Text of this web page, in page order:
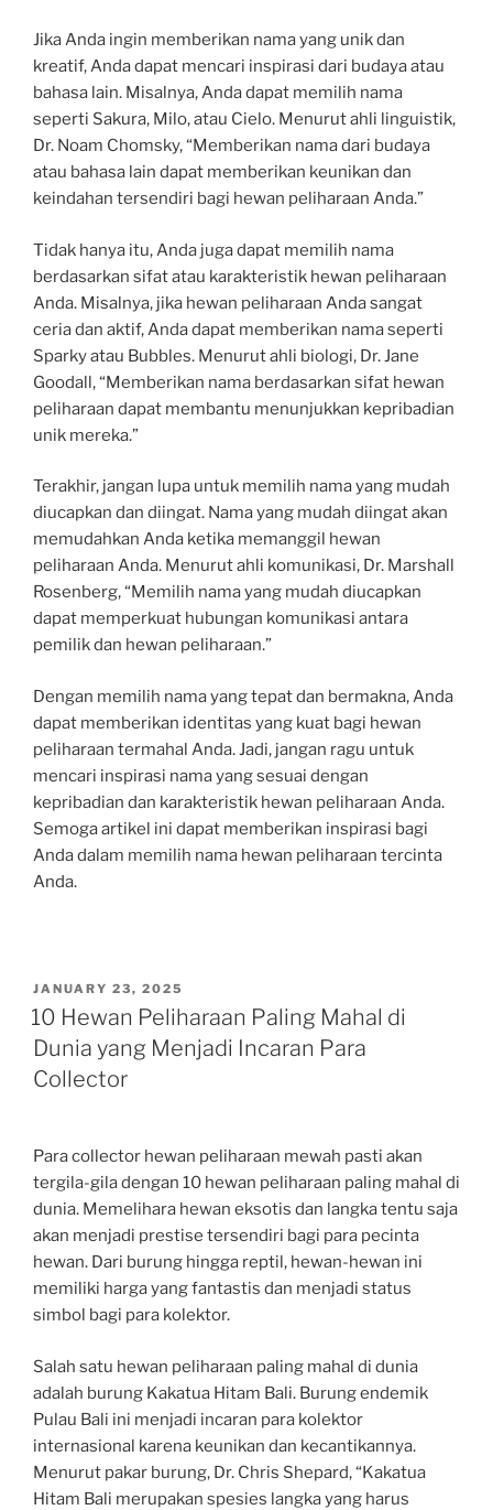
Jika Anda ingin memberikan nama yang unik dan
kreatif, Anda dapat mencari inspirasi dari budaya atau
bahasa lain. Misalnya, Anda dapat memilih nama
seperti Sakura, Milo, atau Cielo. Menurut ahli linguistik,
Dr. Noam Chomsky, “Memberikan nama dari budaya
atau bahasa lain dapat memberikan keunikan dan
keindahan tersendiri bagi hewan peliharaan Anda.”
Tidak hanya itu, Anda juga dapat memilih nama
berdasarkan sifat atau karakteristik hewan peliharaan
Anda. Misalnya, jika hewan peliharaan Anda sangat
ceria dan aktif, Anda dapat memberikan nama seperti
Sparky atau Bubbles. Menurut ahli biologi, Dr. Jane
Goodall, “Memberikan nama berdasarkan sifat hewan
peliharaan dapat membantu menunjukkan kepribadian
unik mereka.”
Terakhir, jangan lupa untuk memilih nama yang mudah
diucapkan dan diingat. Nama yang mudah diingat akan
memudahkan Anda ketika memanggil hewan
peliharaan Anda. Menurut ahli komunikasi, Dr. Marshall
Rosenberg, “Memilih nama yang mudah diucapkan
dapat memperkuat hubungan komunikasi antara
pemilik dan hewan peliharaan.”
Dengan memilih nama yang tepat dan bermakna, Anda
dapat memberikan identitas yang kuat bagi hewan
peliharaan termahal Anda. Jadi, jangan ragu untuk
mencari inspirasi nama yang sesuai dengan
kepribadian dan karakteristik hewan peliharaan Anda.
Semoga artikel ini dapat memberikan inspirasi bagi
Anda dalam memilih nama hewan peliharaan tercinta
Anda.
POSTED
ON
JANUARY 23, 2025
10 Hewan Peliharaan Paling Mahal di
Dunia yang Menjadi Incaran Para
Collector
Para collector hewan peliharaan mewah pasti akan
tergila-gila dengan 10 hewan peliharaan paling mahal di
dunia. Memelihara hewan eksotis dan langka tentu saja
akan menjadi prestise tersendiri bagi para pecinta
hewan. Dari burung hingga reptil, hewan-hewan ini
memiliki harga yang fantastis dan menjadi status
simbol bagi para kolektor.
Salah satu hewan peliharaan paling mahal di dunia
adalah burung Kakatua Hitam Bali. Burung endemik
Pulau Bali ini menjadi incaran para kolektor
internasional karena keunikan dan kecantikannya.
Menurut pakar burung, Dr. Chris Shepard, “Kakatua
Hitam Bali merupakan spesies langka yang harus